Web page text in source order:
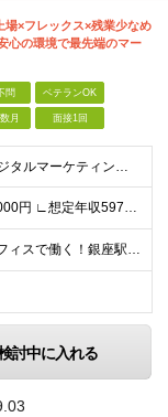
場×フレックス×残業少なめ
心の環境で最先端のマー
問 ベテランOK
月 面接1回
≪必須条件≫ ●何らかのデジタルマーケティング実務経験（toB・toC不問） ●学歴不問 ★20代・30代活躍中 ～こんな方大歓迎～ ◎MA/CRMツールの設計・運用実務経験（1年以上） ◎リードス
◆月給：398,000円～540,000円 ∟想定年収597万円～810万円 ※経験・スキルにより、給与額を決定します ※上記月給には固定残業代（月20時間分/53,600円～72,800円）を含み
＼GINZA SIXのキレイなオフィスで働く！銀座駅・東銀座駅から徒歩1分／ ★東京都中央区銀座6-10-1 GINZA SIX 9F (変更の範囲)上記を除く当社関連勤務地
討中に入れる